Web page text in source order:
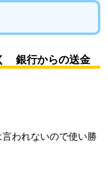
銀行からの送金
われないので使い勝